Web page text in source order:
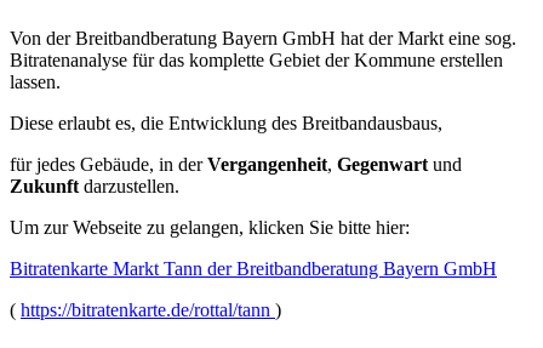
Von der Breitbandberatung Bayern GmbH hat der Markt eine sog.
Bitratenanalyse für das komplette Gebiet der Kommune erstellen
lassen.
Diese erlaubt es, die Entwicklung des Breitbandausbaus,
für jedes Gebäude, in derVergangenheit, Gegenwart und
Zukunft darzustellen.
Um zur Webseite zu gelangen, klicken Sie bitte hier:
Bitratenkarte Markt Tann der Breitbandberatung Bayern GmbH
( https://bitratenkarte.de/rottal/tann )